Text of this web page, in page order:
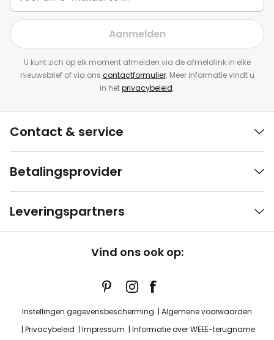
Aanmelden
U kunt zich op elk moment afmelden via de afmeldlink in elke
nieuwsbrief of via ons contactformulier. Meer informatie vindt u
in hetprivacybeleid.
Contact & service
Betalingsprovider
Leveringspartners
Vind ons ook op:
Instellingen gegevensbescherming
Algemene voorwaarden
Privacybeleid
Impressum
Informatie over WEEE-terugname